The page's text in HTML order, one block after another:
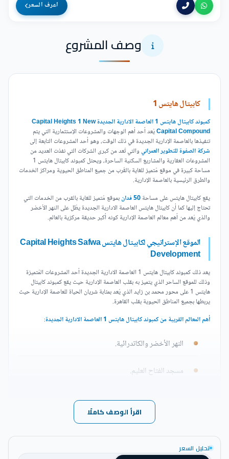
اعرف السعر
وصف المشروع
كابيتال هايتس 1
كمبوند كابيتال هايتس 1 العاصمة الادارية الجديدة Capital Heights 1 New
Capital Compoundيُعد أحد أهم الوجهات والمشروعات الإستثمارية التي يتم
تنفيذها بالعاصمة الإدارية الجديدة في ذلك الوقت، وهو أحد المشروعات التابعة إلى
شركة الصفوة للتطوير العمرانيوالتي تُعد من كبرى الشركات التي نفذت العديد من
المشروعات العقارية والمشاريع السكنية الساحرة، ويحتل كمبوند كابيتال هايتس 1
مساحة كبيرة في موقع مُتميز للغاية بالقُرب من جميع المناطق الحيوية ومراكز الخدمات
والطرق الرئيسية بالعاصمة الإدارية.
يقع كابيتال هايتسعلى مساحة50 فدان
بموقع مُتميز للغاية بالقرب من الخدمات التي
تحتاج إليها كما أن كابيتال هايتس العاصمة الادارية الجديدة يطُل على النهر الأخضر
والذي يُعد من أهم معالم العاصمة الإدارية كونه أكبر حديقة مركزية بالعالم.
الموقع الإستراتيجي لكابيتال هايتس Capital Heights Safwa
Development
يعد ذلك كمبوند كابيتال هايتس 1 العاصمة الادارية الجديدة أحد المشروعات المُتميزة
وذلك للموقع الساحر الذي يتميز به بقلب العاصمة الإدارية حيث يقع كمبوند كابيتال
هايتس 1 على محور محمد بن زايد الذي يُعد بمثابة شريان الحياة للعاصمة الإدارية حيث
يربطها بجميع المناطق الحيوية بقلب القاهرة.
أهم المعالم القريبة من كمبوند كابيتال هايتس 1 العاصمة الادارية الجديدة
:
النهر الأخضر والكاتدرائية.
مسجد الفتاح العليم.
حي السفارات ومدينة المعارض.
عن القصر الرئاسي ومطار العاصمة الإدارية.
اقرأ الوصف كاملًا
تحليل السعر